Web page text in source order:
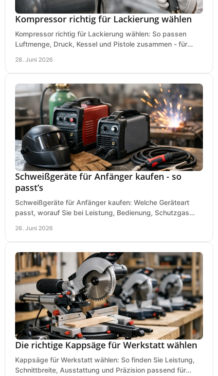
Kompressor richtig für Lackierung wählen
Kompressor richtig für Lackierung wählen: So passen
Luftmenge, Druck, Kessel und Pistole zusammen - für
28. Juni 2026
Schweißgeräte für Anfänger kaufen - so
passt’s
Schweißgeräte für Anfänger kaufen: Welche Geräteart
passt, worauf Sie bei Leistung, Bedienung, Schutzgas
26. Juni 2026
Die richtige Kappsäge für Werkstatt wählen
Kappsäge für Werkstatt wählen: So finden Sie Leistung,
Schnittbreite, Ausstattung und Präzision passend für